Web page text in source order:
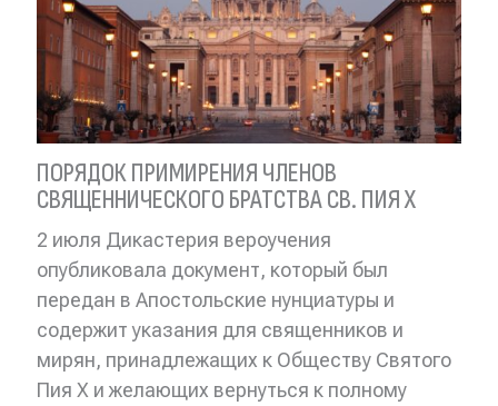
ПОРЯДОК ПРИМИРЕНИЯ ЧЛЕНОВ
СВЯЩЕННИЧЕСКОГО БРАТСТВА СВ. ПИЯ X
2 июля Дикастерия вероучения
опубликовала документ, который был
передан в Апостольские нунциатуры и
содержит указания для священников и
мирян, принадлежащих к Обществу Святого
Пия X и желающих вернуться к полному